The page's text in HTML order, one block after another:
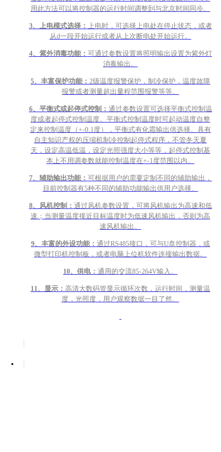
用此方法可以将控制器的运行时间调整到与北京时间同步。
3、上电模式选择：
上电时，可选择上电处在停止状态，或者
从d一段开始运行或者从上次断电处开始运行。
4、紫外消毒功能： 可通过参数设置将照明输出设置为紫外灯
消毒输出。
5、丰富保护功能： 2级温度报警保护，制冷保护，温度故障
报警或者测量超出量程范围报警等等。
6、平衡式或起停式控制： 通过参数设置可选择平衡式控制温
度或者起停式控制温度。平衡式控制温度时可起动温度自整
定来控制温度（+-0.1度），平衡式有化霜输出供选择。具有
自主知识产权的压缩机制冷控制起停式程序，不管冬天夏
天，设定高温低温，设定光照强度大小等等，起停式控制基
本上不用调参数就能控制温度在+-1度范围以内。
7、辅助输出功能： 可根据用户的需要定制不同的辅助输出，
目前控制器有5种不同的辅助功能输出供用户选择。
8、风机控制： 通过风机参数设置，可将风机输出为高速和低
速；当测量温度接近目标温度时为低速风机输出，否则为高
速风机输出。
9、丰富的外设功能： 通过RS485接口，可与U盘控制器，或
微型打印机控制板，或者电脑上位机软件连接输出数据。
10、供电： 通用的交流85-264V输入。
11 、显示： 高清大数码管显示循环次数，运行时间，测量温
度，光照度，用户观察数据一目了然。